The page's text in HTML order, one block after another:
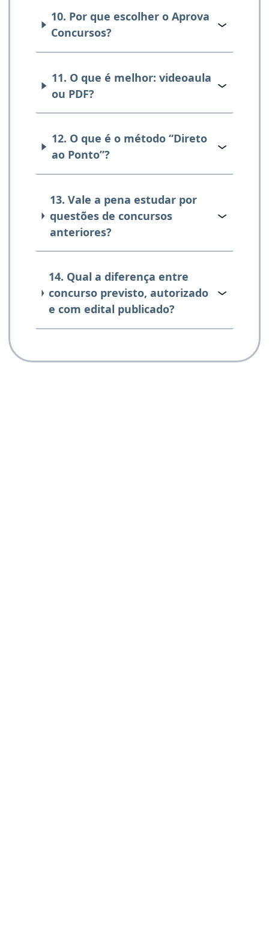
10. Por que escolher o Aprova
Concursos?
11. O que é melhor: videoaula
ou PDF?
12. O que é o método “Direto
ao Ponto”?
13. Vale a pena estudar por
questões de concursos
anteriores?
14. Qual a diferença entre
concurso previsto, autorizado
e com edital publicado?